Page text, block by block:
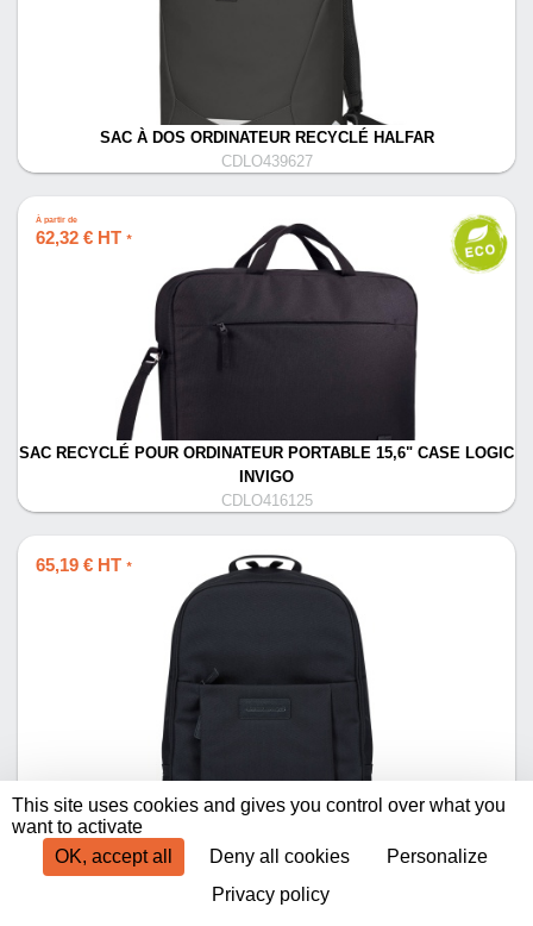
SAC À DOS ORDINATEUR RECYCLÉ HALFAR
CDLO439627
À partir de
62,32 € HT *
SAC RECYCLÉ POUR ORDINATEUR PORTABLE 15,6" CASE LOGIC
INVIGO
CDLO416125
65,19 € HT *
CHAMPS-ELYSEES - SAC À DOS 15"
This site uses cookies and gives you control over what you
want to activate
OK, accept all
Deny all cookies
Personalize
Privacy policy